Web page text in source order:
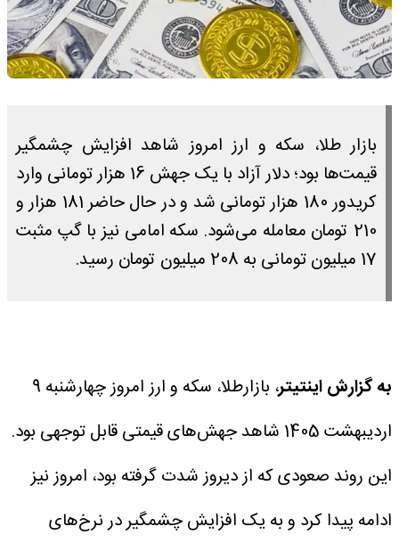
بازار طلا، سکه و ارز امروز شاهد افزایش چشمگیر
قیمت‌ها بود؛ دلار آزاد با یک جهش 16 هزار تومانی وارد
کریدور 180 هزار تومانی شد و در حال حاضر 181 هزار و
210 تومان معامله می‌شود. سکه امامی نیز با گپ مثبت
17 میلیون تومانی به 208 میلیون تومان رسید.
به گزارش اینتیتر
، بازارطلا، سکه و ارز امروز چهارشنبه 9
اردیبهشت 1405 شاهد جهش‌های قیمتی قابل توجهی بود.
این روند صعودی که از دیروز شدت گرفته بود، امروز نیز
ادامه پیدا کرد و به یک افزایش چشمگیر در نرخ‌های